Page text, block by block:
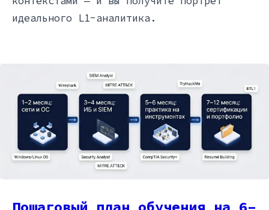
идеального L1-аналитика.